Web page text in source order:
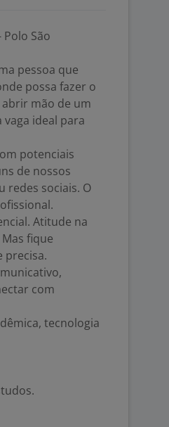
São
pessoa que
possa fazer o
mão de um
ideal para
potenciais
de nossos
redes sociais. O
Atitude na
fique
precisa.
com
tecnologia